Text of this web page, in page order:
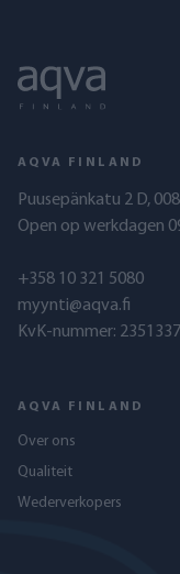
AQVA FINLAND
Puusepänkatu 2 D,
Open op werkdagen
+358 10 321 5080
myynti@aqva.fi
KvK-nummer:
AQVA FINLAND
Over ons
Qualiteit
Wederverkopers